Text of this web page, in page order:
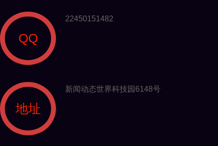
QQ
22450151482
地址
新闻动态世界科技园6148号